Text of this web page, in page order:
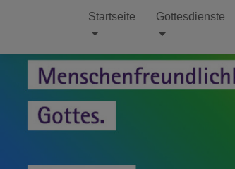
Hauptnavigation
Startseite Gottesdienste